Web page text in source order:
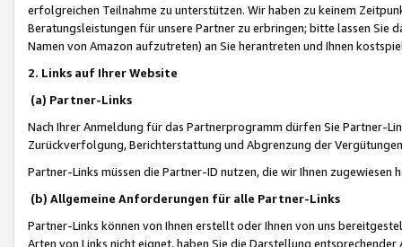
erfolgreichen Teilnahme zu unterstützen. Wir haben zu keinem
Beratungsleistungen für unsere Partner zu erbringen; bitte lassen Sie
Namen von Amazon aufzutreten) an Sie herantreten und Ihnen
2. Links auf Ihrer Website
(a) Partner-Links
Nach Ihrer Anmeldung für das Partnerprogramm dürfen Sie Partner-
Zurückverfolgung, Berichterstattung und Abgrenzung der
Partner-Links müssen die Partner-ID nutzen, die wir Ihnen zugewiesen
(b) Allgemeine Anforderungen für alle Partner-Links
Partner-Links können von Ihnen erstellt oder Ihnen von uns
Arten von Links nicht eignet, haben Sie die Darstellung